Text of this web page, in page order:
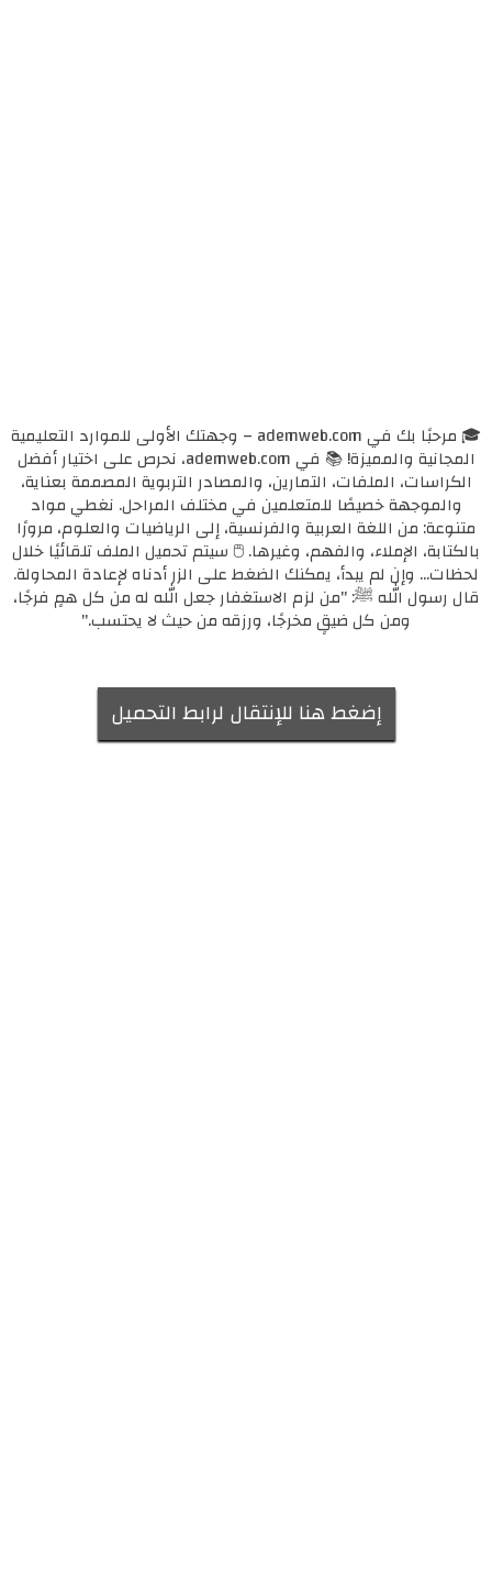
🎓 مرحبًا بك في ademweb.com – وجهتك الأولى للموارد التعليمية
المجانية والمميزة! 📚 في ademweb.com، نحرص على اختيار أفضل
الكراسات، الملفات، التمارين، والمصادر التربوية المصممة بعناية،
والموجهة خصيصًا للمتعلمين في مختلف المراحل. نغطي مواد
متنوعة: من اللغة العربية والفرنسية، إلى الرياضيات والعلوم، مرورًا
بالكتابة، الإملاء، والفهم، وغيرها. 🖱️ سيتم تحميل الملف تلقائيًا خلال
لحظات... وإن لم يبدأ، يمكنك الضغط على الزر أدناه لإعادة المحاولة.
قال رسول الله ﷺ: "من لزم الاستغفار جعل الله له من كل همٍ فرجًا،
ومن كل ضيقٍ مخرجًا، ورزقه من حيث لا يحتسب."
إضغط هنا للإنتقال لرابط التحميل